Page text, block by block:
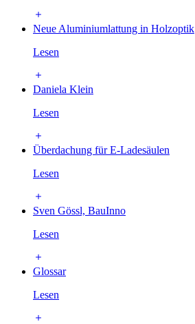
Neue Aluminiumlattung in Holzoptik
Lesen
Daniela Klein
Lesen
Überdachung für E-Ladesäulen
Lesen
Sven Gössl, BauInno
Lesen
Glossar
Lesen